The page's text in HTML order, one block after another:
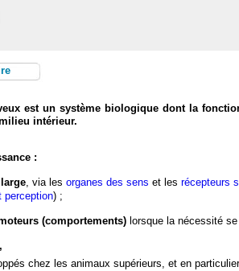
est un système biologique dont la
intérieur.
:
, via les organes des sens et les récepteurs
perception) ;
(comportements) lorsque la nécessité
chez les animaux supérieurs, et en